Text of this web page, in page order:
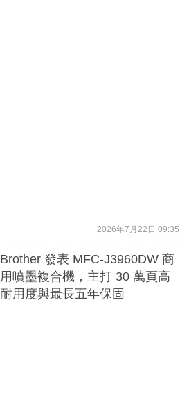
2026年7月22日 09:35
Brother 發表 MFC-J3960DW 商
用噴墨複合機，主打 30 萬頁高
耐用度與最長五年保固